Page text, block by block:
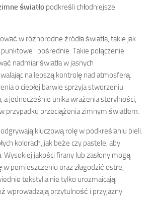
światło podkreśli chłodniejsze
w różnorodne źródła światła, takie jak
i pośrednie. Takie połączenie
nadmiar światła w jasnych
na lepszą kontrolę nad atmosferą.
o ciepłej barwie sprzyja stworzeniu
a jednocześnie unika wrażenia sterylności,
przypadku przeciążenia zimnym światłem.
kluczową rolę w podkreślaniu bieli.
kolorach, jak beże czy pastele, aby
jakości firany lub zasłony mogą
pomieszczeniu oraz złagodzić ostre,
tekstylia nie tylko urozmaicają
wprowadzają przytulność i przyjazny